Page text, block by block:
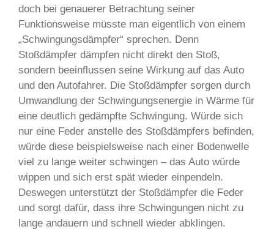
doch bei genauerer Betrachtung seiner
Funktionsweise müsste man eigentlich von einem
„Schwingungsdämpfer“ sprechen. Denn
Stoßdämpfer dämpfen nicht direkt den Stoß,
sondern beeinflussen seine Wirkung auf das Auto
und den Autofahrer. Die Stoßdämpfer sorgen durch
Umwandlung der Schwingungsenergie in Wärme für
eine deutlich gedämpfte Schwingung. Würde sich
nur eine Feder anstelle des Stoßdämpfers befinden,
würde diese beispielsweise nach einer Bodenwelle
viel zu lange weiter schwingen – das Auto würde
wippen und sich erst spät wieder einpendeln.
Deswegen unterstützt der Stoßdämpfer die Feder
und sorgt dafür, dass ihre Schwingungen nicht zu
lange andauern und schnell wieder abklingen.